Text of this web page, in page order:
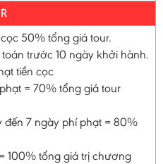
50% tổng giá tour.
trước 10 ngày khởi hành.
tiền cọc
= 70% tổng giá tour
7 ngày phí phạt = 80%
100% tổng giá trị chương